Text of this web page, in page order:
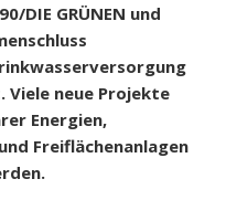
DIE GRÜNEN und
Viele neue Projekte
Energien,
Freiflächenanlagen